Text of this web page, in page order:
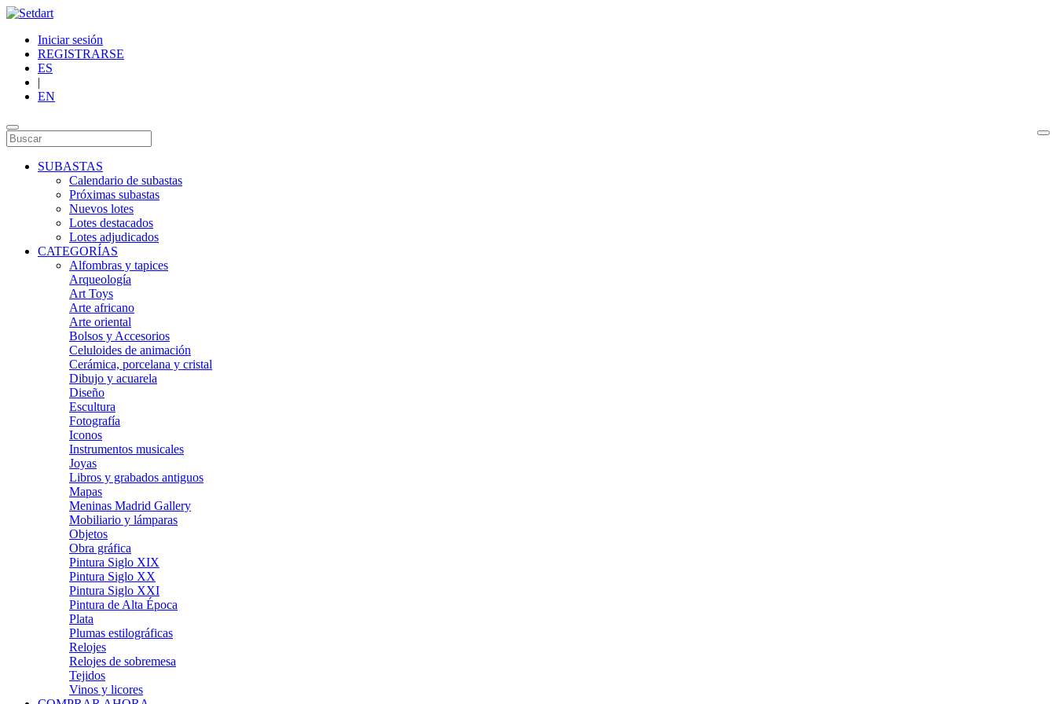
Iniciar sesión
REGISTRARSE
ES
|
EN
SUBASTAS
Calendario de subastas
Próximas subastas
Nuevos lotes
Lotes destacados
Lotes adjudicados
CATEGORÍAS
Alfombras y tapices
Arqueología
Art Toys
Arte africano
Arte oriental
Bolsos y Accesorios
Celuloides de animación
Cerámica, porcelana y cristal
Dibujo y acuarela
Diseño
Escultura
Fotografía
Iconos
Instrumentos musicales
Joyas
Libros y grabados antiguos
Mapas
Meninas Madrid Gallery
Mobiliario y lámparas
Objetos
Obra gráfica
Pintura Siglo XIX
Pintura Siglo XX
Pintura Siglo XXI
Pintura de Alta Época
Plata
Plumas estilográficas
Relojes
Relojes de sobremesa
Tejidos
Vinos y licores